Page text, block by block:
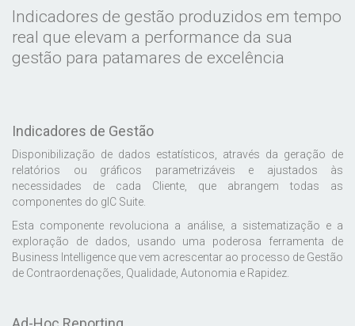
Indicadores de gestão produzidos em tempo
real que elevam a performance da sua
gestão para patamares de excelência
Indicadores de Gestão
Disponibilização de dados estatísticos, através da geração de
relatórios ou gráficos parametrizáveis e ajustados às
necessidades de cada Cliente, que abrangem todas as
componentes do gIC Suite.
Esta componente revoluciona a análise, a sistematização e a
exploração de dados, usando uma poderosa ferramenta de
Business Intelligence que vem acrescentar ao processo de Gestão
de Contraordenações, Qualidade, Autonomia e Rapidez.